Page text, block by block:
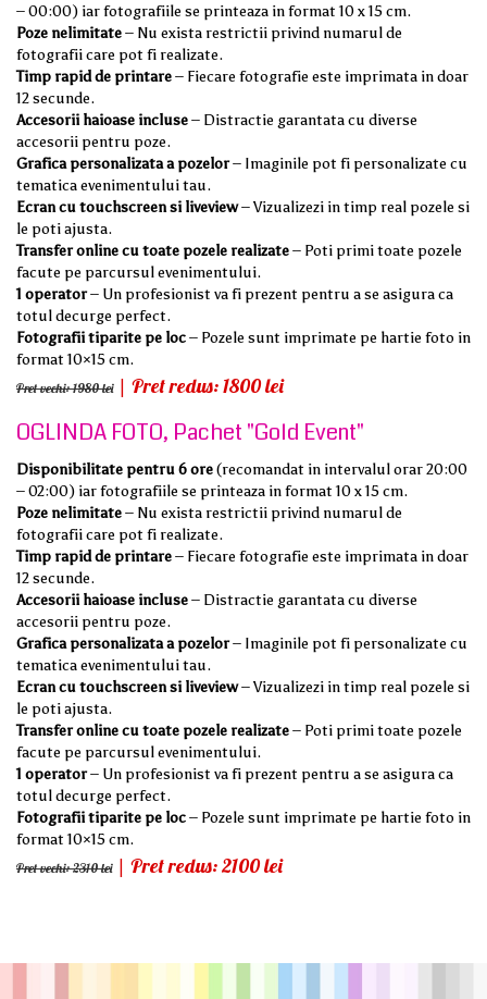
– 00:00) iar fotografiile se printeaza in format 10 x 15 cm.
Poze nelimitate– Nu exista restrictii privind numarul de
fotografii care pot fi realizate.
Timp rapid de printare– Fiecare fotografie este imprimata in doar
12 secunde.
Accesorii haioase incluse– Distractie garantata cu diverse
accesorii pentru poze.
Grafica personalizata a pozelor– Imaginile pot fi personalizate cu
tematica evenimentului tau.
Ecran cu touchscreen si liveview– Vizualizezi in timp real pozele si
le poti ajusta.
Transfer online cu toate pozele realizate– Poti primi toate pozele
facute pe parcursul evenimentului.
1 operator– Un profesionist va fi prezent pentru a se asigura ca
totul decurge perfect.
Fotografii tiparite pe loc– Pozele sunt imprimate pe hartie foto in
format 10×15 cm.
Pret vechi: 1980 lei| Pret redus: 1800 lei
OGLINDA FOTO, Pachet "Gold Event"
Disponibilitate pentru 6 ore(recomandat in intervalul orar 20:00
– 02:00) iar fotografiile se printeaza in format 10 x 15 cm.
Poze nelimitate– Nu exista restrictii privind numarul de
fotografii care pot fi realizate.
Timp rapid de printare– Fiecare fotografie este imprimata in doar
12 secunde.
Accesorii haioase incluse– Distractie garantata cu diverse
accesorii pentru poze.
Grafica personalizata a pozelor– Imaginile pot fi personalizate cu
tematica evenimentului tau.
Ecran cu touchscreen si liveview– Vizualizezi in timp real pozele si
le poti ajusta.
Transfer online cu toate pozele realizate– Poti primi toate pozele
facute pe parcursul evenimentului.
1 operator– Un profesionist va fi prezent pentru a se asigura ca
totul decurge perfect.
Fotografii tiparite pe loc– Pozele sunt imprimate pe hartie foto in
format 10×15 cm.
Pret vechi: 2310 lei| Pret redus: 2100 lei